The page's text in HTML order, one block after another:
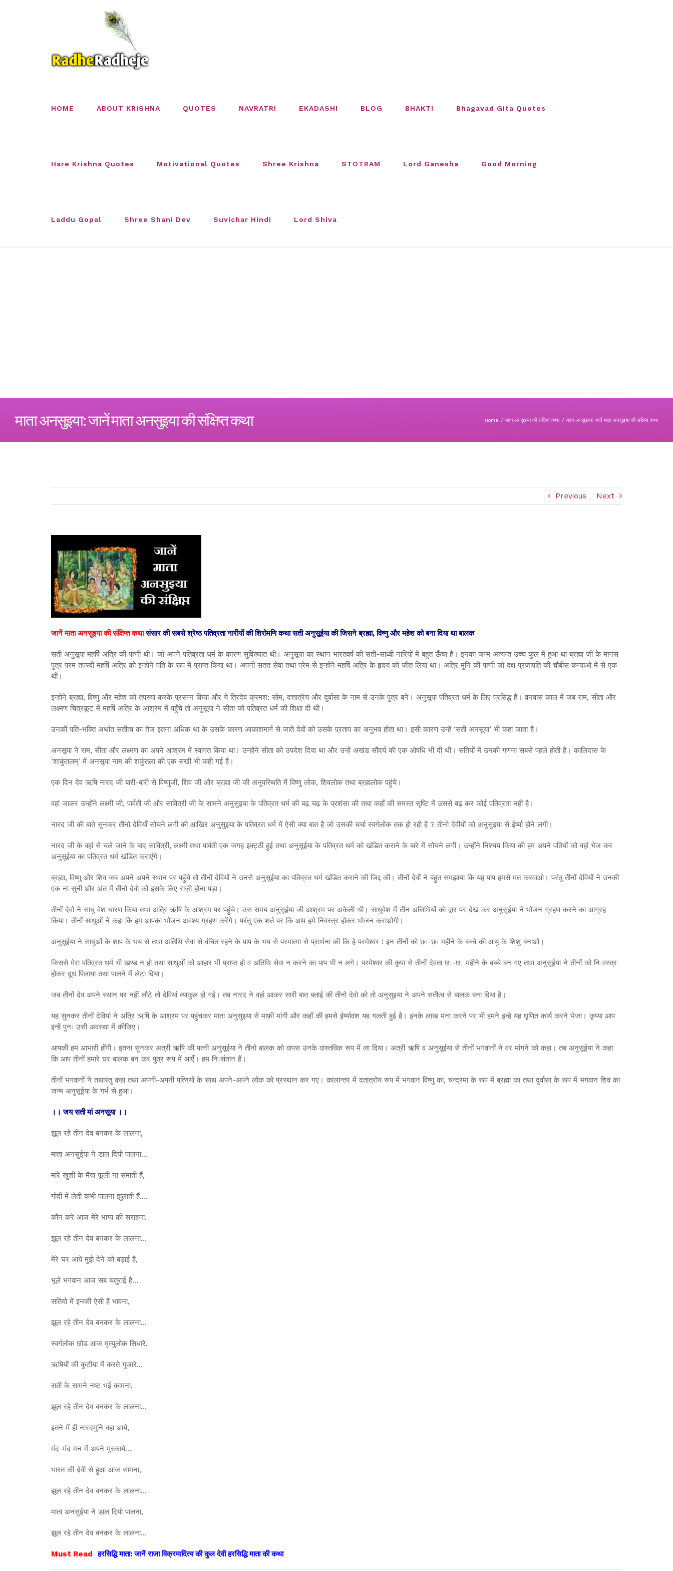
HOME ABOUT KRISHNA QUOTES NAVRATRI EKADASHI BLOG BHAKTI Bhagavad Gita Quotes
Hare Krishna Quotes Motivational Quotes Shree Krishna STOTRAM Lord Ganesha Good Morning
Laddu Gopal Shree Shani Dev Suvichar Hindi Lord Shiva
माता अनसुइया: जानें माता अनसुइया की संक्षिप्त कथा Home / माता अनसुइया की संक्षिप्त कथा / माता अनसुइया: जानें माता अनसुइया की संक्षिप्त कथा
Previous Next
जानें माता अनसुइया की संक्षिप्त कथासंसार की सबसे श्रेष्ठ पतिव्रता नारीयों की शिरोमणिकथा सती अनुसूईया की जिसने ब्रह्मा, विष्णु और महेश को बना दिया था बालक
सती अनुसूया महर्षि अत्रि की पत्नी थीं। जो अपने पतिव्रता धर्म के कारण सुविख्यात थी। अनुसूया का स्थान भारतवर्ष की सती-साध्वी नारियों में बहुत ऊँचा है। इनका जन्म अत्यन्त उच्च कुल में हुआ था ब्रह्मा जी के मानस
पुत्र परम तपस्वी महर्षि अत्रि को इन्होंने पति के रूप में प्राप्त किया था। अपनी सतत सेवा तथा प्रेम से इन्होंने महर्षि अत्रि के हृदय को जीत लिया था। अत्रि मुनि की पत्नी जो दक्ष प्रजापति की चौबीस कन्याओं में से एक
थीं।
इन्होंने ब्रह्मा, विष्णु और महेश को तपस्या करके प्रसन्न किया और ये त्रिदेव क्रमश: सोम, दत्तात्रेय और दुर्वासा के नाम से उनके पुत्र बने। अनुसूया पतिव्रत धर्म के लिए प्रसिद्ध हैं। वनवास काल में जब राम, सीता और
लक्ष्मण चित्रकूट में महर्षि अत्रि के आश्रम में पहुँचे तो अनुसूया ने सीता को पतिव्रत धर्म की शिक्षा दी थी।
उनकी पति-भक्ति अर्थात सतीत्व का तेज इतना अधिक था के उसके कारण आकाशमार्ग से जाते देवों को उसके प्रताप का अनुभव होता था। इसी कारण उन्हें ‘सती अनसूया’ भी कहा जाता है।
अनसूया ने राम, सीता और लक्ष्मण का अपने आश्रम में स्वागत किया था। उन्होंने सीता को उपदेश दिया था और उन्हें अखंड सौंदर्य की एक ओषधि भी दी थी। सतियों में उनकी गणना सबसे पहले होती है। कालिदास के
‘शाकुंतलम्’ में अनसूया नाम की शकुंतला की एक सखी भी कही गई है।
एक दिन देव ऋषि नारद जी बारी-बारी से विष्णुजी, शिव जी और ब्रह्मा जी की अनुपस्थिति में विष्णु लोक, शिवलोक तथा ब्रह्मलोक पहुंचे।
वहां जाकर उन्होंने लक्ष्मी जी, पार्वती जी और सावित्री जी के सामने अनुसुइया के पतिव्रत धर्म की बढ़ चढ़ के प्रशंसा की तथा कहाँ की समस्त सृष्टि में उससे बढ़ कर कोई पतिव्रता नहीं है।
नारद जी की बाते सुनकर तीनो देवियाँ सोचने लगी की आखिर अनुसुइया के पतिव्रत धर्म में ऐसी क्या बात है जो उसकी चर्चा स्वर्गलोक तक हो रही है ? तीनो देवीयों को अनुसुइया से ईर्ष्या होने लगी।
नारद जी के वहां से चले जाने के बाद सावित्री, लक्ष्मी तथा पार्वती एक जगह इक्ट्ठी हुई तथा अनुसूईया के पतिव्रत धर्म को खंडित कराने के बारे में सोचने लगी। उन्होंने निश्चय किया की हम अपने पतियों को वहां भेज कर
अनुसूईया का पतिव्रत धर्म खंडित कराएंगे।
ब्रह्मा, विष्णु और शिव जब अपने अपने स्थान पर पहुँचे तो तीनों देवियों ने उनसे अनुसूईया का पतिव्रत धर्म खंडित कराने की जिद्द की। तीनों देवों ने बहुत समझाया कि यह पाप हमसे मत करवाओ। परंतु तीनों देवियों ने उनकी
एक ना सुनी और अंत में तीनो देवो को इसके लिए राज़ी होना पड़ा।
तीनों देवो ने साधु वेश धारण किया तथा अत्रि ऋषि के आश्रम पर पहुंचे। उस समय अनुसूईया जी आश्रम पर अकेली थी। साधुवेश में तीन अत्तिथियों को द्वार पर देख कर अनुसूईया ने भोजन ग्रहण करने का आग्रह
किया। तीनों साधुओं ने कहा कि हम आपका भोजन अवश्य ग्रहण करेंगे। परंतु एक शर्त पर कि आप हमे निवस्त्र होकर भोजन कराओगी।
अनुसूईया ने साधुओं के शाप के भय से तथा अतिथि सेवा से वंचित रहने के पाप के भय से परमात्मा से प्रार्थना की कि हे परमेश्वर ! इन तीनों को छः-छः महीने के बच्चे की आयु के शिशु बनाओ।
जिससे मेरा पतिव्रत धर्म भी खण्ड न हो तथा साधुओं को आहार भी प्राप्त हो व अतिथि सेवा न करने का पाप भी न लगे। परमेश्वर की कृपा से तीनों देवता छः-छः महीने के बच्चे बन गए तथा अनुसूईया ने तीनों को निःवस्त्र
होकर दूध पिलाया तथा पालने में लेटा दिया।
जब तीनों देव अपने स्थान पर नहीं लौटे तो देवियां व्याकुल हो गईं। तब नारद ने वहां आकर सारी बात बताई की तीनो देवो को तो अनुसुइया ने अपने सतीत्व से बालक बना दिया है।
यह सुनकर तीनों देवियां ने अत्रि ऋषि के आश्रम पर पहुंचकर माता अनुसुइया से माफ़ी मांगी और कहाँ की हमसे ईर्ष्यावश यह गलती हुई है। इनके लाख मना करने पर भी हमने इन्हे यह घृणित कार्य करने भेजा। कृप्या आप
इन्हें पुनः उसी अवस्था में कीजिए।
आपकी हम आभारी होंगी। इतना सुनकर अत्री ऋषि की पत्नी अनुसूईया ने तीनो बालक को वापस उनके वास्तविक रूप में ला दिया। अत्री ऋषि व अनुसूईया से तीनों भगवानों ने वर मांगने को कहा। तब अनुसूईया ने कहा
कि आप तीनों हमारे घर बालक बन कर पुत्र रूप में आएँ। हम निःसंतान हैं।
तीनों भगवानों ने तथास्तु कहा तथा अपनी-अपनी पत्नियों के साथ अपने-अपने लोक को प्रस्थान कर गए। कालान्तर में दतात्रोय रूप में भगवान विष्णु का, चन्द्रमा के रूप में ब्रह्मा का तथा दुर्वासा के रूप में भगवान शिव का
जन्म अनुसूईया के गर्भ से हुआ।
।। जय सती मां अनसूया ।।
झूल रहे तीन देव बनकर के लालना,
माता अनसुईया ने डाल दियो पालना…
मारे खुशी के मैया फूली ना समाती हैं,
गोदी में लेती कभी पालना झुलाती हैं….
कौन करे आज मेरे भाग्य की सराहना.
झूल रहे तीन देव बनकर के लालना…
मेरे घर आये मुझे देने को बड़ाई है,
भूले भगवान आज सब चतुराई है…
सतियो में इनकी ऐसी है भावना,
झूल रहे तीन देव बनकर के लालना…
स्वर्गलोक छोड आज मृत्युलोक सिधारे,
ऋषियों की कुटीया में करते गुजारे…
सती के सामने नष्ट भई कामना,
झूल रहे तीन देव बनकर के लालना…
इतने में ही नारदमुनि वहा आये,
मंद-मंद मन में अपने मुस्काये…
भारत की देवी से हुआ आज सामना,
झूल रहे तीन देव बनकर के लालना…
माता अनसुईया ने डाल दियो पालना,
झूल रहे तीन देव बनकर के लालना…
Must Read हरसिद्धि माता: जानें राजा विक्रमादित्य की कुल देवी हरसिद्धि माता की कथा